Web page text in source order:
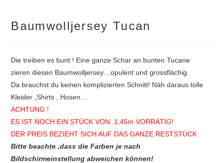
Baumwolljersey Tucan
Die treiben es bunt ! Eine ganze Schar an bunten Tucane
zieren diesen Baumwolljersey…opulent und grossflächig.
Da brauchst du keinen komplizierten Schnitt! Näh daraus tolle
Kleider ,Shirts , Hosen…
ACHTUNG !
ES IST NOCH EIN STÜCK VON 1,45m VORRÄTIG!
DER PREIS BEZIEHT SICH AUF DAS GANZE RESTSTÜCK
Bitte beachte ,dass die Farben je nach
Bildschirmeinstellung abweichen können!